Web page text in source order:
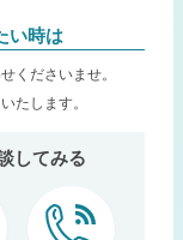
い時は
くださいませ。
たします。
してみる